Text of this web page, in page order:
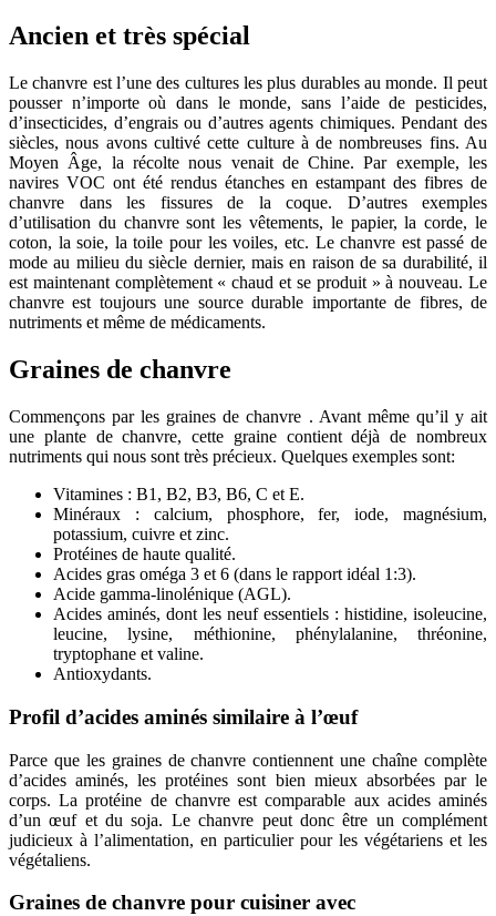
Ancien et très spécial
Le chanvre est l’une des cultures les plus durables au monde. Il peut
pousser n’importe où dans le monde, sans l’aide de pesticides,
d’insecticides, d’engrais ou d’autres agents chimiques. Pendant des
siècles, nous avons cultivé cette culture à de nombreuses fins. Au
Moyen Âge, la récolte nous venait de Chine. Par exemple, les
navires VOC ont été rendus étanches en estampant des fibres de
chanvre dans les fissures de la coque. D’autres exemples
d’utilisation du chanvre sont les vêtements, le papier, la corde, le
coton, la soie, la toile pour les voiles, etc. Le chanvre est passé de
mode au milieu du siècle dernier, mais en raison de sa durabilité, il
est maintenant complètement « chaud et se produit » à nouveau. Le
chanvre est toujours une source durable importante de fibres, de
nutriments et même de médicaments.
Graines de chanvre
Commençons par les graines de chanvre . Avant même qu’il y ait
une plante de chanvre, cette graine contient déjà de nombreux
nutriments qui nous sont très précieux. Quelques exemples sont:
Vitamines : B1, B2, B3, B6, C et E.
Minéraux : calcium, phosphore, fer, iode, magnésium,
potassium, cuivre et zinc.
Protéines de haute qualité.
Acides gras oméga 3 et 6 (dans le rapport idéal 1:3).
Acide gamma-linolénique (AGL).
Acides aminés, dont les neuf essentiels : histidine, isoleucine,
leucine, lysine, méthionine, phénylalanine, thréonine,
tryptophane et valine.
Antioxydants.
Profil d’acides aminés similaire à l’œuf
Parce que les graines de chanvre contiennent une chaîne complète
d’acides aminés, les protéines sont bien mieux absorbées par le
corps. La protéine de chanvre est comparable aux acides aminés
d’un œuf et du soja. Le chanvre peut donc être un complément
judicieux à l’alimentation, en particulier pour les végétariens et les
végétaliens.
Graines de chanvre pour cuisiner avec